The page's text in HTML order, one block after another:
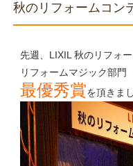
秋のリフォームコン
先週、LIXIL 秋のリフォ
リフォームマジック部
最優秀賞を頂きま